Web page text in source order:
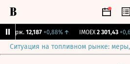
Бирж. 12,187 +0,88%↑ IMOEX 2 301,43
Ситуация на топливном рынке: меры,